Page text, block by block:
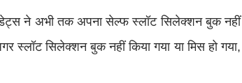
ने अभी तक अपना सेल्फ स्लॉट सिलेक्शन बुक नहीं
सिलेक्शन बुक नहीं किया गया या मिस हो गया,